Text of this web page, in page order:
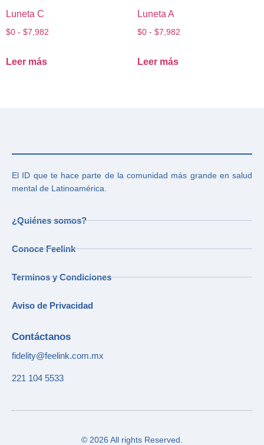
Luneta C
$0 - $7,982
Leer más
Luneta A
$0 - $7,982
Leer más
El ID que te hace parte de la comunidad más grande en salud
mental de Latinoamérica.
¿Quiénes somos?
Conoce Feelink
Terminos y Condiciones
Aviso de Privacidad
Contáctanos
fidelity@feelink.com.mx
221 104 5533
© 2026 All rights Reserved.